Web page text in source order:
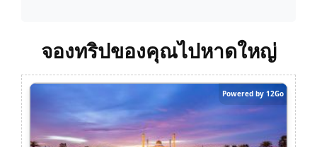
จองทริปของคุณไปหาดใหญ่